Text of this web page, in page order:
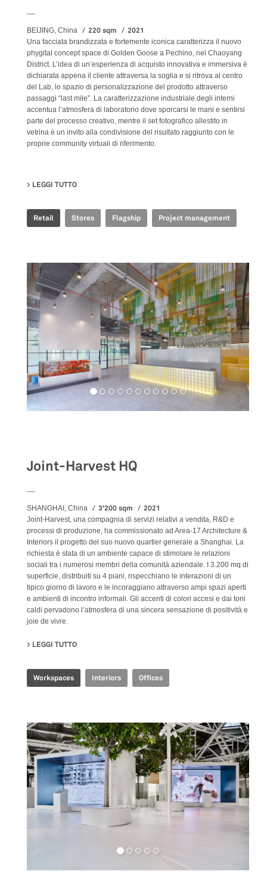
BEIJING, China 220 sqm 2021
Una facciata brandizzata e fortemente iconica caratterizza il nuovo
phygital concept space di Golden Goose a Pechino, nel Chaoyang
District. L’idea di un’esperienza di acquisto innovativa e immersiva è
dichiarata appena il cliente attraversa la soglia e si ritrova al centro
del Lab, lo spazio di personalizzazione del prodotto attraverso
passaggi “last mile”. La caratterizzazione industriale degli interni
accentua l’atmosfera di laboratorio dove sporcarsi le mani e sentirsi
parte del processo creativo, mentre il set fotografico allestito in
vetrina è un invito alla condivisione del risultato raggiunto con le
proprie community virtuali di riferimento.
LEGGI TUTTO
Retail Stores Flagship Project management
Joint-Harvest HQ
SHANGHAI, China 3'200 sqm 2021
Joint-Harvest, una compagnia di servizi relativi a vendita, R&D e
processi di produzione, ha commissionato ad Area-17 Architecture &
Interiors il progetto del suo nuovo quartier generale a Shanghai. La
richiesta è stata di un ambiente capace di stimolare le relazioni
sociali tra i numerosi membri della comunità aziendale. I 3.200 mq di
superficie, distribuiti su 4 piani, rispecchiano le interazioni di un
tipico giorno di lavoro e le incoraggiano attraverso ampi spazi aperti
e ambienti di incontro informali. Gli accenti di colori accesi e dai toni
caldi pervadono l’atmosfera di una sincera sensazione di positività e
joie de vivre.
LEGGI TUTTO
Workspaces Interiors Offices